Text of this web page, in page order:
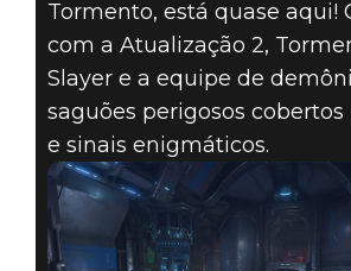
Tormento, está quase aqui!
com a Atualização 2,
Slayer e a equipe de
saguões perigosos
e sinais enigmáticos.